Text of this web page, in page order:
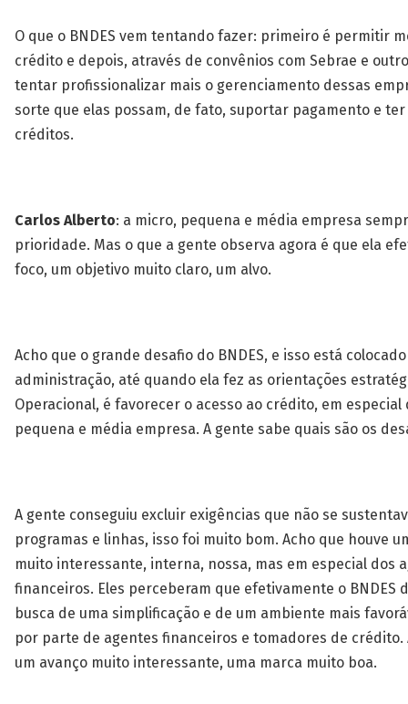
O que o BNDES vem tentando fazer: primeiro é permitir
crédito e depois, através de convênios com Sebrae e
tentar profissionalizar mais o gerenciamento dessas
sorte que elas possam, de fato, suportar pagamento e ter
créditos.
Carlos Alberto: a micro, pequena e média empresa
prioridade. Mas o que a gente observa agora é que ela
foco, um objetivo muito claro, um alvo.
Acho que o grande desafio do BNDES, e isso está
administração, até quando ela fez as orientações
Operacional, é favorecer o acesso ao crédito, em especial
pequena e média empresa. A gente sabe quais são os
A gente conseguiu excluir exigências que não se
programas e linhas, isso foi muito bom. Acho que houve
muito interessante, interna, nossa, mas em especial dos
financeiros. Eles perceberam que efetivamente o BNDES
busca de uma simplificação e de um ambiente mais
por parte de agentes financeiros e tomadores de crédito.
um avanço muito interessante, uma marca muito boa.